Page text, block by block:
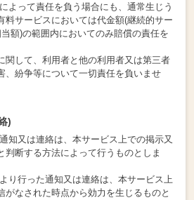
よって責任を負う場合にも、通常生じう
料サービスにおいては代金額(継続的サー
額)の範囲内においてのみ賠償の責任を
して、利用者と他の利用者又は第三者
、紛争等について一切責任を負いませ
)
知又は連絡は、本サービス上での掲示又
判断する方法によって行うものとしま
り行った通知又は連絡は、本サービス上
がなされた時点から効力を生じるものと